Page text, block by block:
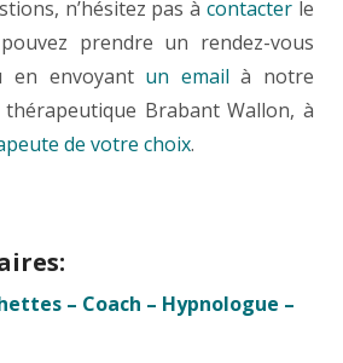
n’hésitez pas àcontacter le
prendre un rendez-vous
en envoyantun email à notre
Brabant Wallon, à
de votre choix.
– Coach – Hypnologue –